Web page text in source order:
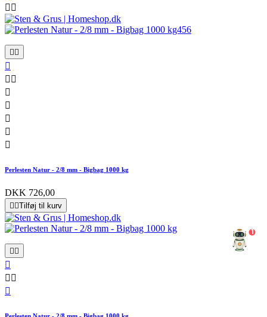
 


 





Perlesten Natur - 2/8 mm - Bigbag 1000 kg
DKK 726,00
 Tilføj til kurv
 

 

1